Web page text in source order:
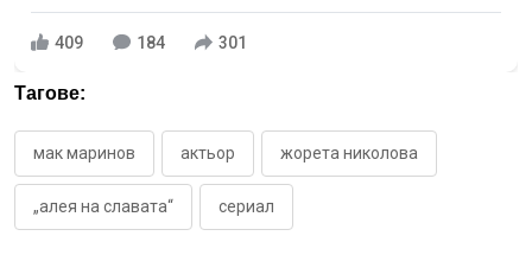
409 184 301
Тагове:
мак маринов актьор жорета николова
„алея на славата“ сериал